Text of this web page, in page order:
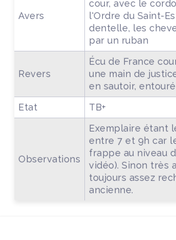
Avers
cour, avec le
l'Ordre du Saint-
dentelle, les
par un ruban
Revers
Écu de France
une main de
en sautoir,
Etat
TB+
Observations
Exemplaire étant
entre 7 et 9h car
frappe au niveau
vidéo). Sinon très
toujours assez
ancienne.